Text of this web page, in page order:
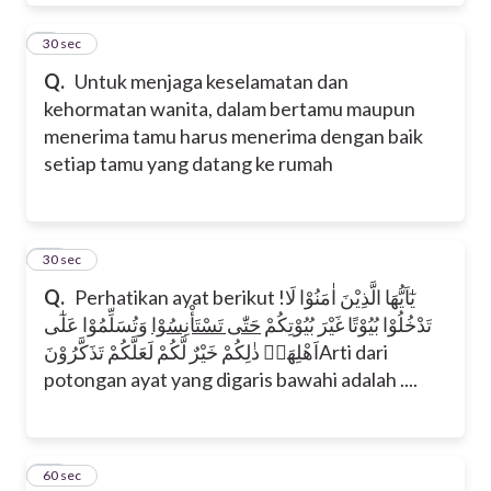
Q. Untuk menjaga keselamatan dan
kehormatan wanita, dalam bertamu maupun
menerima tamu harus menerima dengan baik
setiap tamu yang datang ke rumah
9
30 sec
Q. Perhatikan ayat berikut !يٰٓاَيُّهَا الَّذِيْنَ اٰمَنُوْا لَا
تَدْخُلُوْا بُيُوْتًا غَيْرَ بُيُوْتِكُمْ حَتّٰى تَسْتَأْنِسُوْا وَتُسَلِّمُوْا عَلٰٓى
اَهْلِهَاۗ ذٰلِكُمْ خَيْرٌ لَّكُمْ لَعَلَّكُمْ تَذَكَّرُوْنَArti dari
potongan ayat yang digaris bawahi adalah ....
10
30 sec
11
60 sec